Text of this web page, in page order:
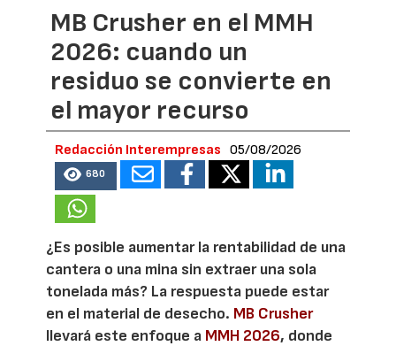
MB Crusher en el MMH
2026: cuando un
residuo se convierte en
el mayor recurso
Redacción Interempresas 05/08/2026
680
¿Es posible aumentar la rentabilidad de una
cantera o una mina sin extraer una sola
tonelada más? La respuesta puede estar
en el material de desecho. MB Crusher
llevará este enfoque a MMH 2026, donde